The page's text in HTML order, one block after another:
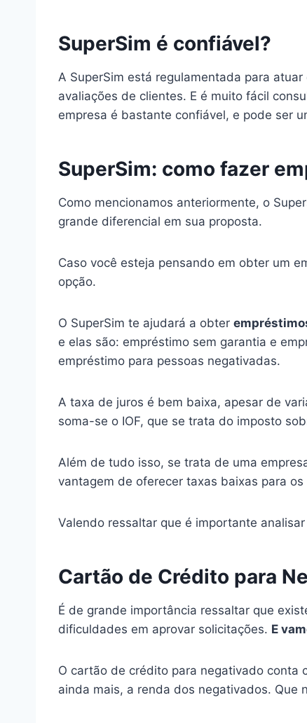
SuperSim é confiável?
A SuperSim está regulamentada para
avaliações de clientes. E é muito fácil
empresa é bastante confiável, e pode ser
SuperSim: como fazer
Como mencionamos anteriormente, o
grande diferencial em sua proposta.
Caso você esteja pensando em obter um
opção.
O SuperSim te ajudará a obter
e elas são: empréstimo sem garantia e
empréstimo para pessoas negativadas.
A taxa de juros é bem baixa, apesar de
soma-se o IOF, que se trata do imposto
Além de tudo isso, se trata de uma
vantagem de oferecer taxas baixas para os
Valendo ressaltar que é importante
Cartão de Crédito para
É de grande importância ressaltar que
dificuldades em aprovar solicitações. E
O cartão de crédito para negativado conta
ainda mais, a renda dos negativados.